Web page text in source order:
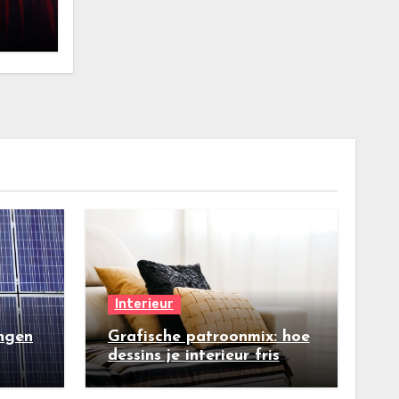
Interieur
Grafische patroonmix: hoe
dessins je interieur fris
maken